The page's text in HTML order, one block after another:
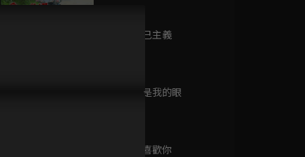
第237集 利己主義
第238集 你是我的眼
第239集 我喜歡你
夜粥先生幾多點